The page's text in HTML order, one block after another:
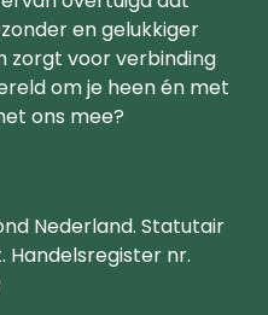
en gelukkiger
zorgt voor verbinding
om je heen én met
ons mee?
Nederland. Statutair
nr.